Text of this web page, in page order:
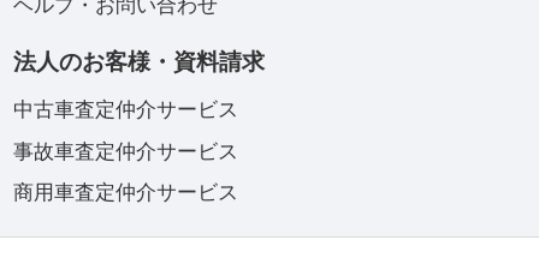
ヘルプ・お問い合わせ
法人のお客様・資料請求
中古車査定仲介サービス
事故車査定仲介サービス
商用車査定仲介サービス